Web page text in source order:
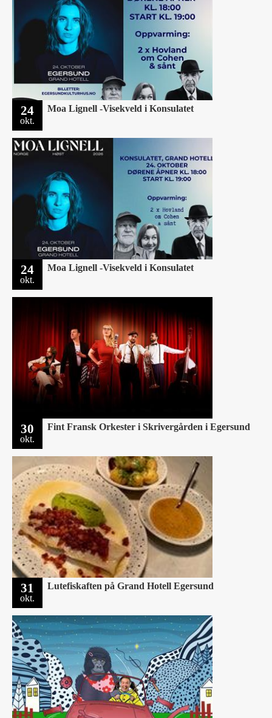
24
okt.
Moa Lignell -Visekveld i Konsulatet
24
okt.
Moa Lignell -Visekveld i Konsulatet
30
okt.
Fint Fransk Orkester i Skrivergården i Egersund
31
okt.
Lutefiskaften på Grand Hotell Egersund